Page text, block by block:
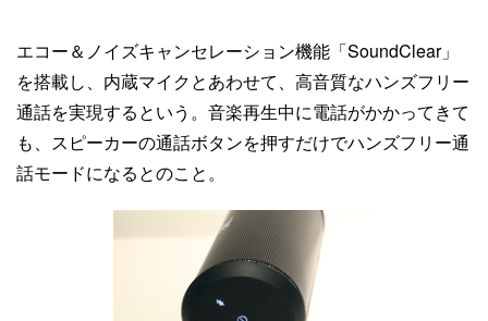
エコー＆ノイズキャンセレーション機能「SoundClear」
を搭載し、内蔵マイクとあわせて、高音質なハンズフリー
通話を実現するという。音楽再生中に電話がかかってきて
も、スピーカーの通話ボタンを押すだけでハンズフリー通
話モードになるとのこと。